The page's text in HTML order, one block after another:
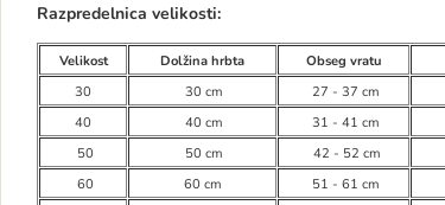
Razpredelnica velikosti:
Velikost Dolžina hrbta Obseg vratu
30
30 cm 27 - 37 cm
40
40 cm 31 - 41 cm
50
50 cm 42 - 52 cm
60
60 cm 51 - 61 cm